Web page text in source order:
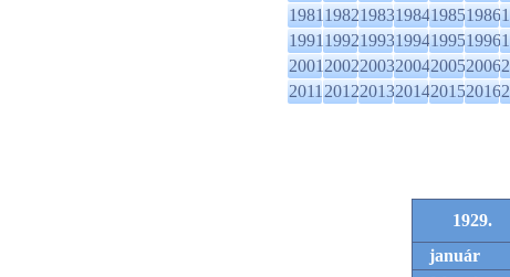
198119821983198419851986
199119921993199419951996
200120022003200420052006
201120122013201420152016
1929.
január